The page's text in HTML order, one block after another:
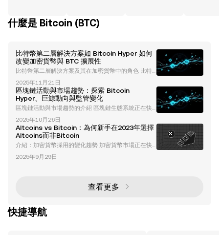
什麼是 Bitcoin (BTC)
比特幣第二層解決方案如 Bitcoin Hyper 如何
改變加密貨幣與 BTC 擴展性
比特幣第二層解決方案及其在加密貨幣中的角色 比特
幣作為全球首個加密貨幣，一直是數位資產革命的基
石，以其安全性和去中心化而聞名。然而，隨著採用率
的激增，比特幣的局限性——如擴展性、交易速度和高
額手續費——變得越來越明顯。此時，比特幣第二層解
決方案應運而生：這些創新技術旨在解決上述挑戰，同
時保留比特幣的核心優勢。 在這個領域中，一個引人
注目的項目是 Bitcoin Hyper ，這是一個比特幣第二層
解
2025年11月21日
區塊鏈活動與市場趨勢：探索 Bitcoin
Hyper、巨鯨動向與監管變化
區塊鏈活動與市場趨勢的介紹 區塊鏈生態系統正在快
速演進，這一過程受到技術進步、市場動態和監管發展
的推動。從創新的第二層解決方案如 Bitcoin Hyper，
到巨鯨活動的影響以及全球監管變化，加密貨幣市場正
經歷著變革性的改變。本文將深入探討區塊鏈活動的最
新趨勢、市場動向，以及塑造該行業未來的關鍵因素。
比特幣第二層解決方案：Bitcoin Hyper 的崛起 Bitcoin
2025年10月26日
Altcoins vs Bitcoin：為何新手在2023年選擇
Altcoins而非Bitcoin
介紹：加密貨幣採用的變化趨勢 加密貨幣市場正在快
速演變，重新塑造新進投資者的偏好。雖然比特幣長期
以來一直是新手進入加密貨幣世界的主要入口，但近期
這一轉變的主要因素。本文將探討新手為何更傾向於Al
tcoins，以及比特幣在加密貨幣生態系統中的角色如何
2025年9月29日
查看更多
快捷導航